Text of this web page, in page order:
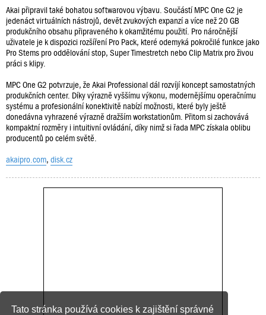
Tato stránka používá cookies k zajištění správné
Akai připravil také bohatou softwarovou výbavu. Součástí MPC One G2 je
jedenáct virtuálních nástrojů, devět zvukových expanzí a více než 20 GB
produkčního obsahu připraveného k okamžitému použití. Pro náročnější
uživatele je k dispozici rozšíření Pro Pack, které odemyká pokročilé funkce jako
Pro Stems pro oddělování stop, Super Timestretch nebo Clip Matrix pro živou
práci s klipy.
MPC One G2 potvrzuje, že Akai Professional dál rozvíjí koncept samostatných
produkčních center. Díky výrazně vyššímu výkonu, modernějšímu operačnímu
systému a profesionální konektivitě nabízí možnosti, které byly ještě
donedávna vyhrazené výrazně dražším workstationům. Přitom si zachovává
kompaktní rozměry i intuitivní ovládání, díky nimž si řada MPC získala oblibu
producentů po celém světě.
akaipro.com, disk.cz